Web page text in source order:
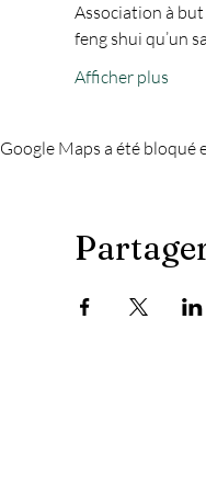
Association à
feng shui qu’un
Afficher plus
Google Maps a été bloqué